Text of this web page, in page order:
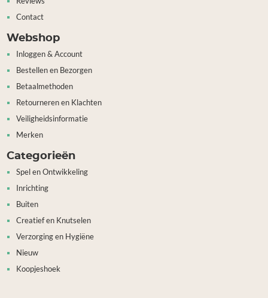
Contact
Webshop
Inloggen & Account
Bestellen en Bezorgen
Betaalmethoden
Retourneren en Klachten
Veiligheidsinformatie
Merken
Categorieën
Spel en Ontwikkeling
Inrichting
Buiten
Creatief en Knutselen
Verzorging en Hygiëne
Nieuw
Koopjeshoek